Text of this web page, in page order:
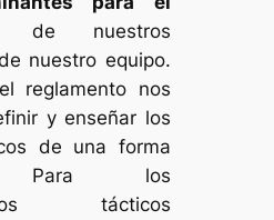
de nuestros
nuestro equipo.
reglamento nos
y enseñar los
de una forma
Para los
tácticos